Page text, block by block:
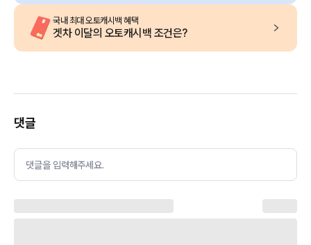
국내 최대 오토캐시백 혜택
겟차 이달의 오토캐시백 조건은?
댓글
댓글을 입력해주세요.